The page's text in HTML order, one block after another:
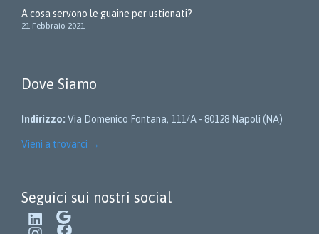
A cosa servono le guaine per ustionati?
21 Febbraio 2021
Dove Siamo
Indirizzo: Via Domenico Fontana, 111/A - 80128 Napoli (NA)
Vieni a trovarci →
Seguici sui nostri social
LinkedIn Google